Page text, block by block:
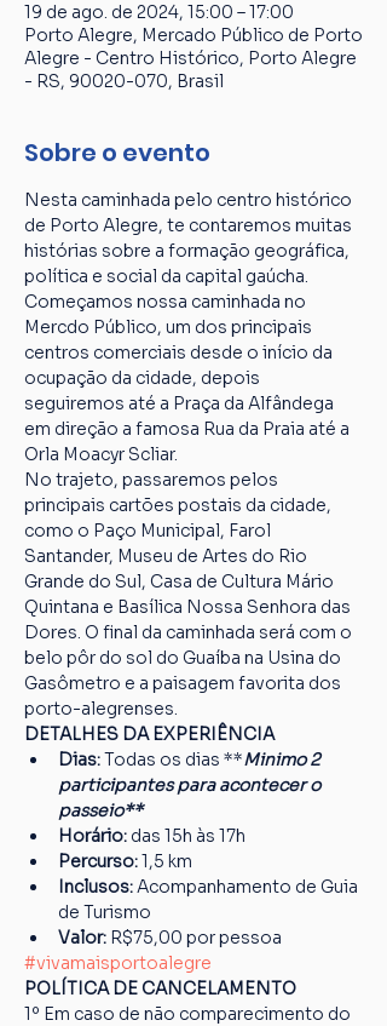
19 de ago. de 2024, 15:00 – 17:00
Porto Alegre, Mercado Público de Porto
Alegre - Centro Histórico, Porto Alegre
- RS, 90020-070, Brasil
Sobre o evento
Nesta caminhada pelo centro histórico
de Porto Alegre, te contaremos muitas
histórias sobre a formação geográfica,
política e social da capital gaúcha.
Começamos nossa caminhada no
Mercdo Público, um dos principais
centros comerciais desde o início da
ocupação da cidade, depois
seguiremos até a Praça da Alfândega
em direção a famosa Rua da Praia até a
Orla Moacyr Scliar.
No trajeto, passaremos pelos
principais cartões postais da cidade,
como o Paço Municipal, Farol
Santander, Museu de Artes do Rio
Grande do Sul, Casa de Cultura Mário
Quintana e Basílica Nossa Senhora das
Dores. O final da caminhada será com o
belo pôr do sol do Guaíba na Usina do
Gasômetro e a paisagem favorita dos
porto-alegrenses.
DETALHES DA EXPERIÊNCIA
Dias: Todas os dias **Minimo 2
participantes para acontecer o
passeio**
Horário: das 15h às 17h
Percurso: 1,5 km
Inclusos: Acompanhamento de Guia
de Turismo
Valor: R$75,00 por pessoa
#vivamaisportoalegre
POLÍTICA DE CANCELAMENTO
1º Em caso de não comparecimento do